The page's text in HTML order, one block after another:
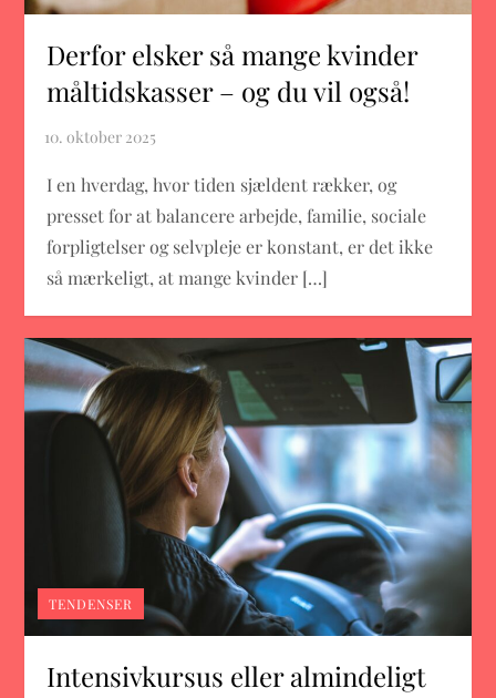
Derfor elsker så mange kvinder
måltidskasser – og du vil også!
I en hverdag, hvor tiden sjældent rækker, og
presset for at balancere arbejde, familie, sociale
forpligtelser og selvpleje er konstant, er det ikke
så mærkeligt, at mange kvinder […]
TENDENSER
Intensivkursus eller almindeligt